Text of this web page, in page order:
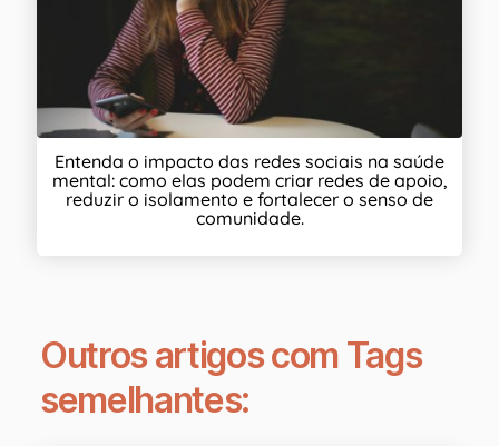
Entenda o impacto das redes sociais na saúde
mental: como elas podem criar redes de apoio,
reduzir o isolamento e fortalecer o senso de
comunidade.
Outros artigos com Tags
semelhantes: